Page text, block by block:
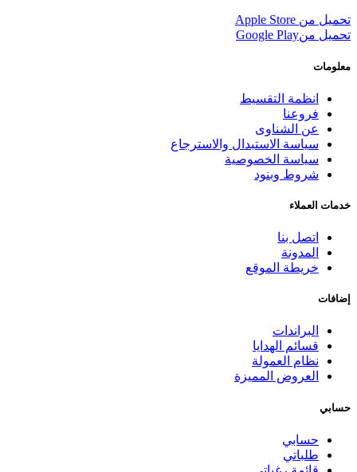
تحميل من Apple Store
تحميل منGoogle Play
معلومات
انظمة التقسيط
فروعنا
عن الشناوى
سياسة الاستبدال والاسترجاع
سياسة الخصوصية
شروط وبنود
خدمات العملاء
اتصل بنا
المدونة
خريطة الموقع
إضافات
البراندات
قسائم الهدايا
نظام العمولة
العروض المميزة
حسابي
حسابي
طلباتي